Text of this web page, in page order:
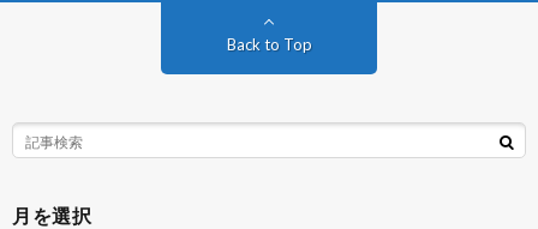
Back to Top
月を選択